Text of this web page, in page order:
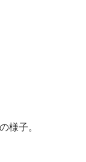
様子。